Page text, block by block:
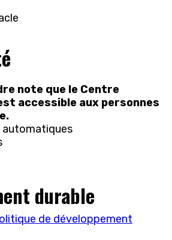
note que le Centre
accessible aux personnes
automatiques
durable
de développement